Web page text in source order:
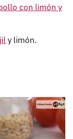
con limón y
y limón.